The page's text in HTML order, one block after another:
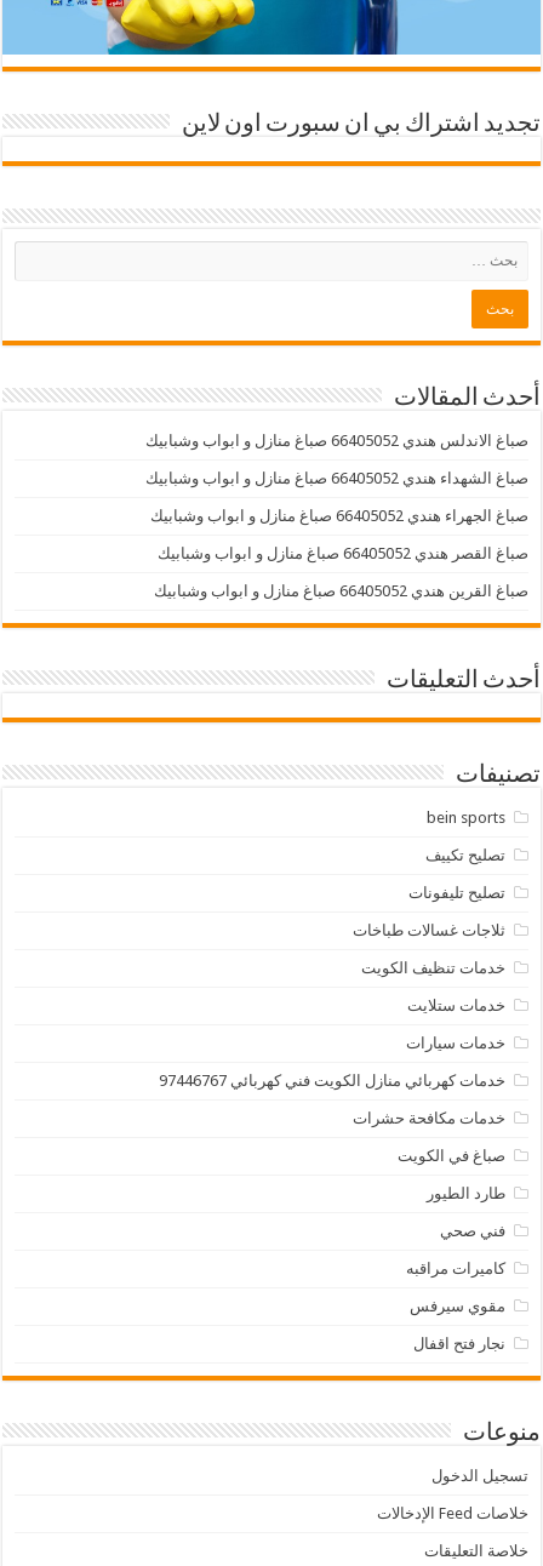
تجديد اشتراك بي ان سبورت اون لاين
أحدث المقالات
صباغ الاندلس هندي 66405052 صباغ منازل و ابواب وشبابيك
صباغ الشهداء هندي 66405052 صباغ منازل و ابواب وشبابيك
صباغ الجهراء هندي 66405052 صباغ منازل و ابواب وشبابيك
صباغ القصر هندي 66405052 صباغ منازل و ابواب وشبابيك
صباغ القرين هندي 66405052 صباغ منازل و ابواب وشبابيك
أحدث التعليقات
تصنيفات
bein sports
تصليح تكييف
تصليح تليفونات
ثلاجات غسالات طباخات
خدمات تنظيف الكويت
خدمات ستلايت
خدمات سيارات
خدمات كهربائي منازل الكويت فني كهربائي 97446767
خدمات مكافحة حشرات
صباغ في الكويت
طارد الطيور
فني صحي
كاميرات مراقبه
مقوي سيرفس
نجار فتح اقفال
منوعات
تسجيل الدخول
خلاصات Feed الإدخالات
خلاصة التعليقات